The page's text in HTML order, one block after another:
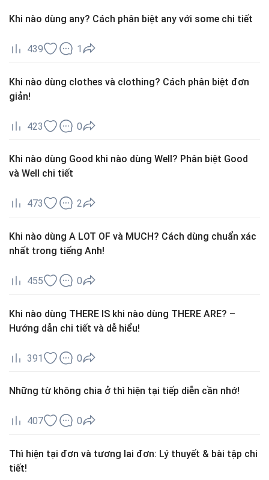
Khi nào dùng any? Cách phân biệt any với some chi tiết
439 1
Khi nào dùng clothes và clothing? Cách phân biệt đơn
giản!
423 0
Khi nào dùng Good khi nào dùng Well? Phân biệt Good
và Well chi tiết
473 2
Khi nào dùng A LOT OF và MUCH? Cách dùng chuẩn xác
nhất trong tiếng Anh!
455 0
Khi nào dùng THERE IS khi nào dùng THERE ARE? –
Hướng dẫn chi tiết và dễ hiểu!
391 0
Những từ không chia ở thì hiện tại tiếp diễn cần nhớ!
407 0
Thì hiện tại đơn và tương lai đơn: Lý thuyết & bài tập chi
tiết!